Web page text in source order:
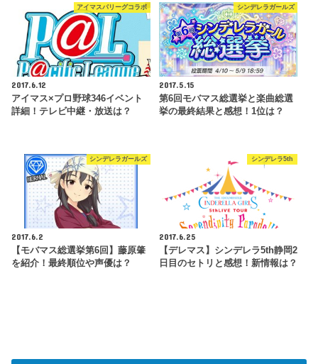
アイマスパリーグコラボ
2017.6.12
アイマス×プロ野球346イベント
詳細！テレビ中継・放送は？
シンデレラガールズ
2017.5.15
第6回モバマス総選挙と楽曲総選
挙の最終結果と感想！1位は？
シンデレラガールズ
2017.6.2
【モバマス総選挙第6回】藤原肇
を紹介！最終順位や声優は？
シンデレラ5th
2017.6.25
【デレマス】シンデレラ5th静岡2
日目のセトリと感想！新情報は？